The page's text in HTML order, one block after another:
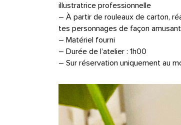
illustratrice professionnelle
– À partir de rouleaux de carton,
tes personnages de façon
– Matériel fourni
– Durée de l’atelier : 1h00
– Sur réservation uniquement au